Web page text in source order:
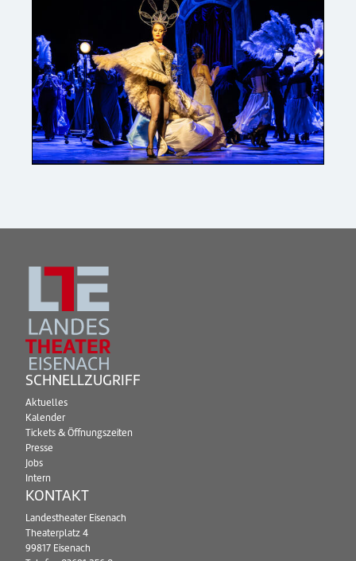
SCHNELLZUGRIFF
Aktuelles
Kalender
Tickets & Öffnungszeiten
Presse
Jobs
Intern
KONTAKT
Landestheater Eisenach
Theaterplatz 4
99817 Eisenach